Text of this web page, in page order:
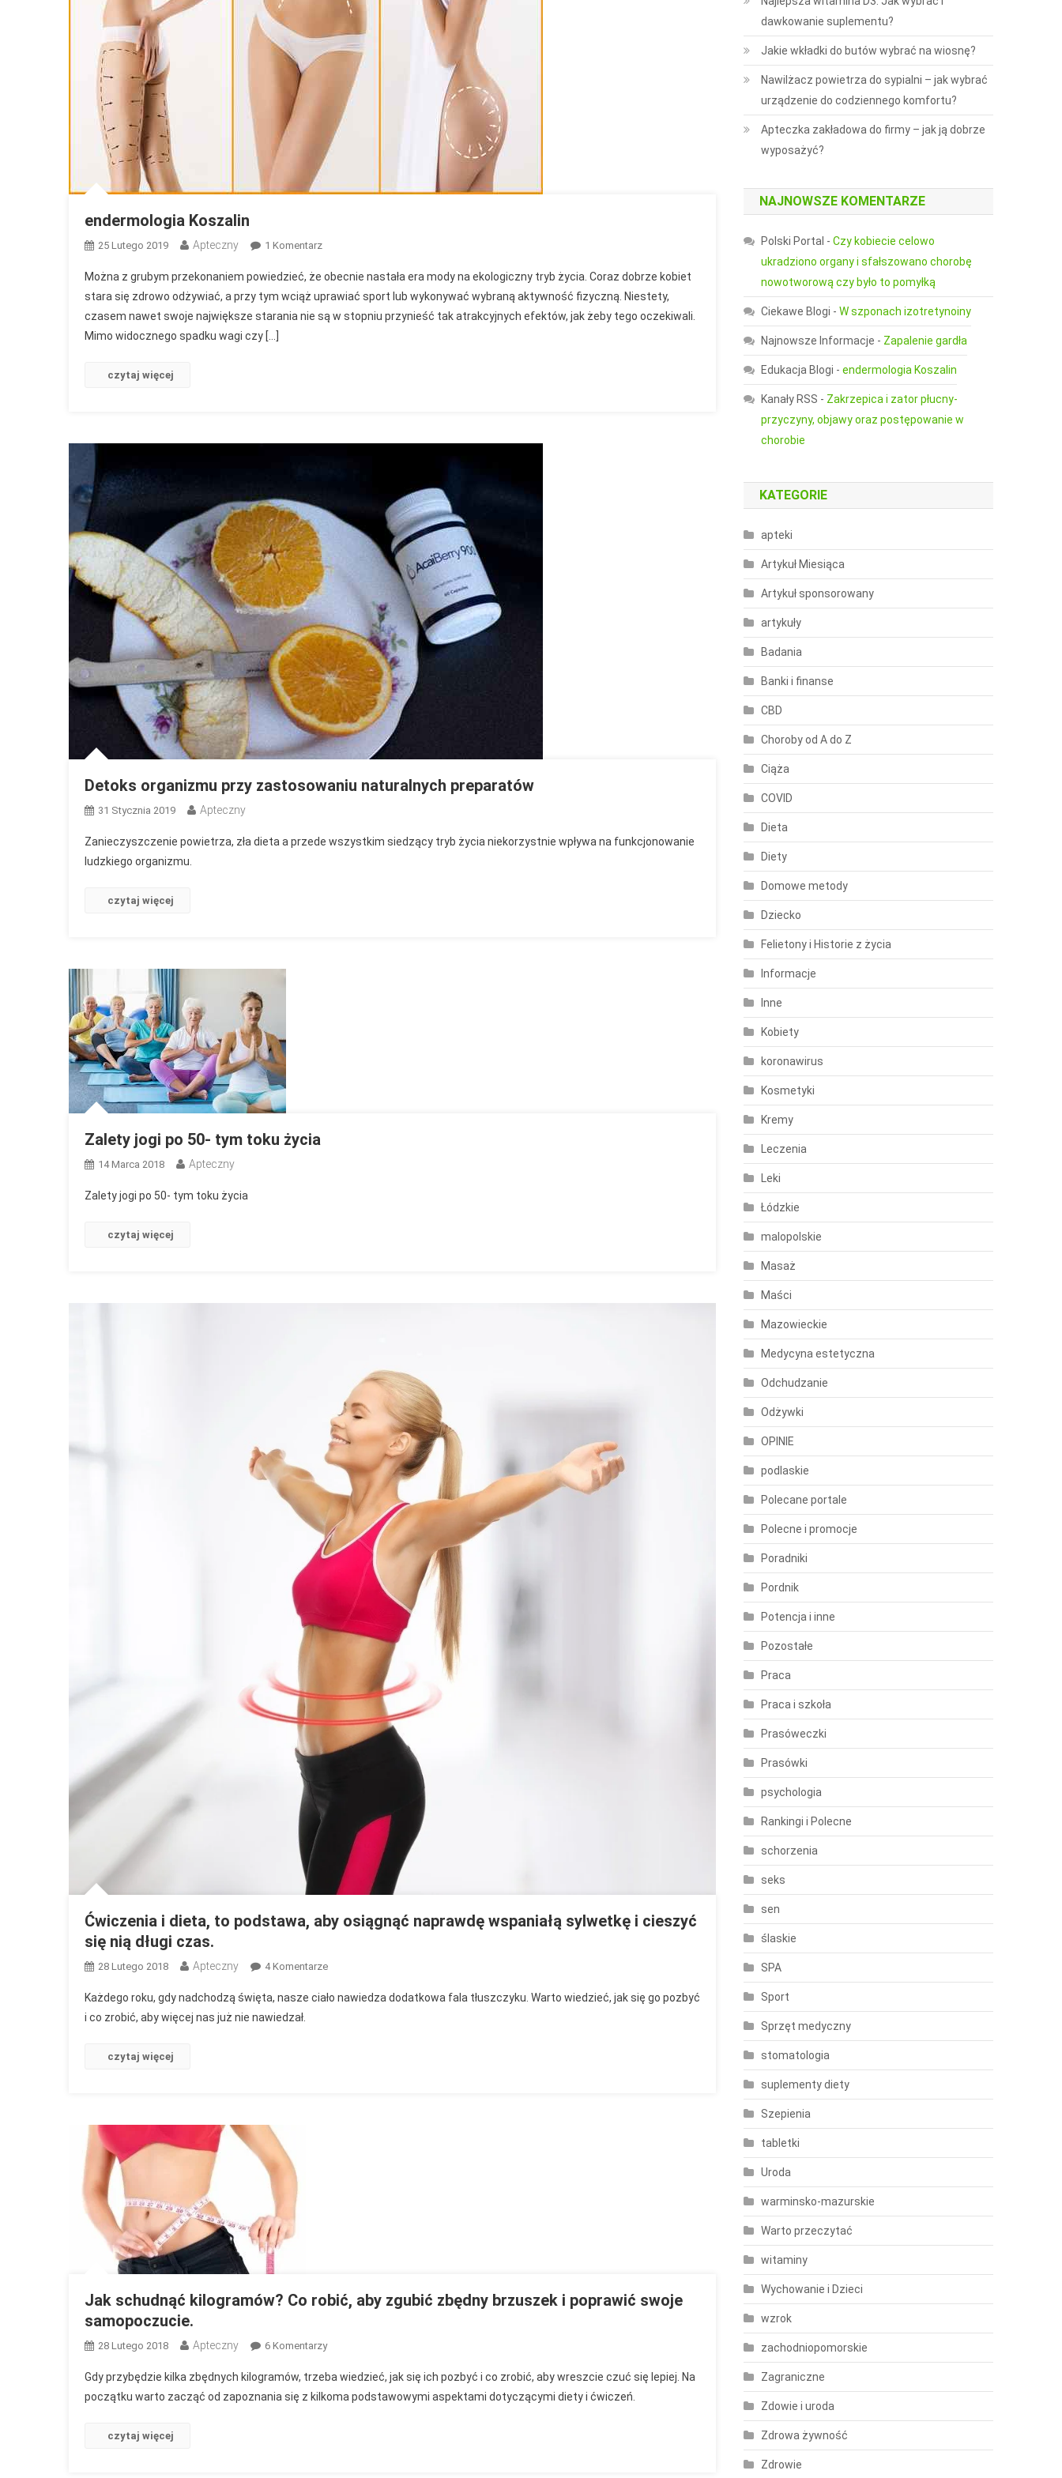
endermologia Koszalin
25 Lutego 2019 Apteczny 1 KomentarzDo
Koszalin
Można z grubym przekonaniem powiedzieć, że obecnie nastała era mody na ekologiczny tryb życia. Coraz dobrze kobiet
stara się zdrowo odżywiać, a przy tym wciąż uprawiać sport lub wykonywać wybraną aktywność fizyczną. Niestety,
czasem nawet swoje największe starania nie są w stopniu przynieść tak atrakcyjnych efektów, jak żeby tego oczekiwali.
Mimo widocznego spadku wagi czy […]
czytaj więcej
Detoks organizmu przy zastosowaniu naturalnych preparatów
31 Stycznia 2019 Apteczny
Zanieczyszczenie powietrza, zła dieta a przede wszystkim siedzący tryb życia niekorzystnie wpływa na funkcjonowanie
ludzkiego organizmu.
czytaj więcej
Zalety jogi po 50- tym toku życia
14 Marca 2018 Apteczny
Zalety jogi po 50- tym toku życia
czytaj więcej
Ćwiczenia i dieta, to podstawa, aby osiągnąć naprawdę wspaniałą sylwetkę i cieszyć
się nią długi czas.
28 Lutego 2018 Apteczny 4 KomentarzeDo
I
Każdego roku, gdy nadchodzą święta, nasze ciało nawiedza dodatkowa fala tłuszczyku. Warto wiedzieć, jak się go pozbyć
i co zrobić, aby więcej nas już nie nawiedzał.
czytaj więcej
Jak schudnąć kilogramów? Co robić, aby zgubić zbędny brzuszek i poprawić swoje
samopoczucie.
28 Lutego 2018 Apteczny 6 KomentarzyDo
Schudnąć
Kilogramów?
Gdy przybędzie kilka zbędnych kilogramów, trzeba wiedzieć, jak się ich pozbyć i co zrobić, aby wreszcie czuć się lepiej. Na
początku warto zacząć od zapoznania się z kilkoma podstawowymi aspektami dotyczącymi diety i ćwiczeń.
czytaj więcej
dawkowanie suplementu?
Jakie wkładki do butów wybrać na wiosnę?
Nawilżacz powietrza do sypialni – jak wybrać
urządzenie do codziennego komfortu?
Apteczka zakładowa do firmy – jak ją dobrze
wyposażyć?
NAJNOWSZE KOMENTARZE
Polski Portal -Czy kobiecie celowo
ukradziono organy i sfałszowano chorobę
nowotworową czy było to pomyłką
Ciekawe Blogi -W szponach izotretynoiny
Najnowsze Informacje - Zapalenie gardła
Edukacja Blogi -endermologia Koszalin
Kanały RSS - Zakrzepica i zator płucny-
przyczyny, objawy oraz postępowanie w
chorobie
KATEGORIE
apteki
Artykuł Miesiąca
Artykuł sponsorowany
artykuły
Badania
Banki i finanse
CBD
Choroby od A do Z
Ciąża
COVID
Dieta
Diety
Domowe metody
Dziecko
Felietony i Historie z życia
Informacje
Inne
Kobiety
koronawirus
Kosmetyki
Kremy
Leczenia
Leki
Łódzkie
malopolskie
Masaż
Maści
Mazowieckie
Medycyna estetyczna
Odchudzanie
Odżywki
OPINIE
podlaskie
Polecane portale
Polecne i promocje
Poradniki
Pordnik
Potencja i inne
Pozostałe
Praca
Praca i szkoła
Prasóweczki
Prasówki
psychologia
Rankingi i Polecne
schorzenia
seks
sen
ślaskie
SPA
Sport
Sprzęt medyczny
stomatologia
suplementy diety
Szepienia
tabletki
Uroda
warminsko-mazurskie
Warto przeczytać
witaminy
Wychowanie i Dzieci
wzrok
zachodniopomorskie
Zagraniczne
Zdowie i uroda
Zdrowa żywność
Zdrowie